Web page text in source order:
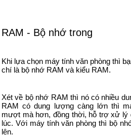
RAM - Bộ nhớ trong
Khi lựa chọn máy tính văn phòng thì
chí là bộ nhớ RAM và kiểu RAM.
Xét về bộ nhớ RAM thì nó có nhiều
RAM có dung lượng càng lớn thì
mượt mà hơn, đồng thời, hỗ trợ xử lý
lúc. Với máy tính văn phòng thì bộ
lên.